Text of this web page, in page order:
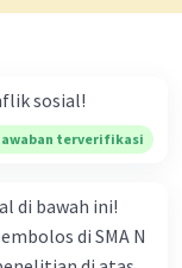
sosial!
terverifikasi
di bawah ini!
di SMA N